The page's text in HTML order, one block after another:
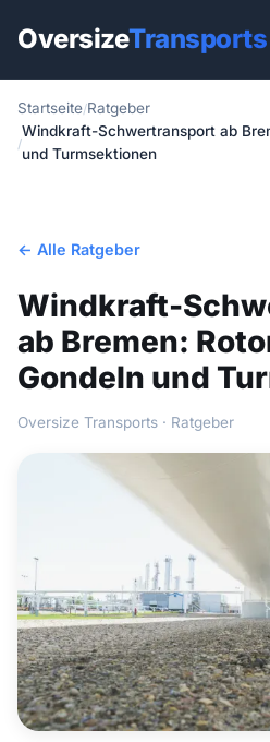
OversizeTransports
Start
Leistungen
Routen
Ratgeber
Kontakt
Angebot
Startseite Ratgeber
Windkraft-Schwertransport ab
und Turmsektionen
← Alle Ratgeber
Windkraft-
ab Bremen:
Gondeln und
Oversize Transports · Ratgeber